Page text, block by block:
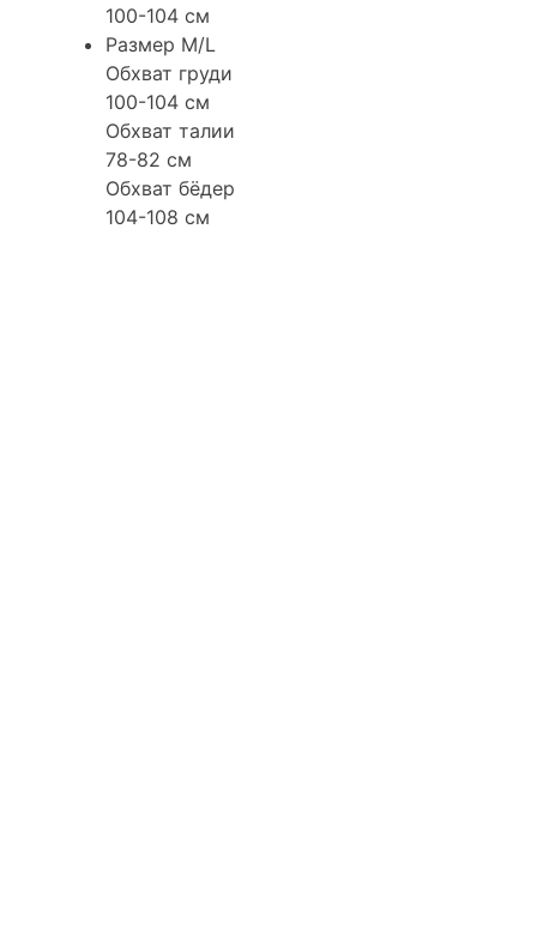
100-104 см
Размер M/L
Обхват груди
100-104 см
Обхват талии
78-82 см
Обхват бёдер
104-108 см